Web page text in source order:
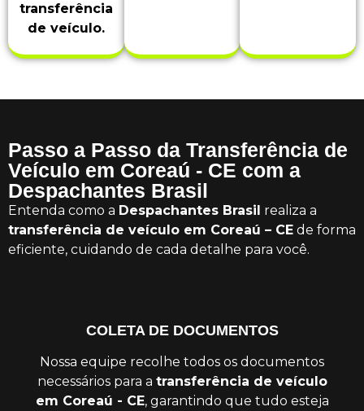
transferência
de veículo.
Passo a Passo da Transferência de
Veículo em Coreaú - CE com a
Despachantes Brasil
Entenda como a Despachantes Brasil realiza a
transferência de veículo em Coreaú – CE de forma
eficiente, cuidando de cada detalhe para você.
COLETA DE DOCUMENTOS
Nossa equipe recolhe todos os documentos
necessários para a transferência de veículo
em Coreaú - CE, garantindo que tudo esteja